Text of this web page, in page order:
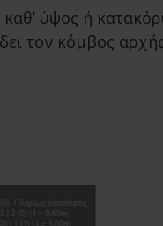
καθ’ ύψος ή
τον κόμβος